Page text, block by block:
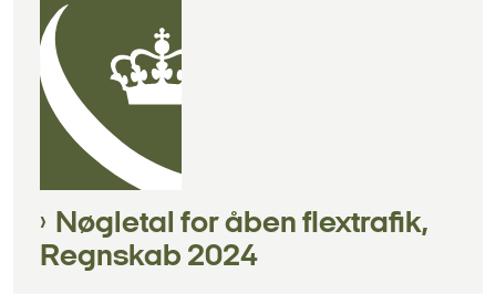
Nøgletal for åben flextrafik,
Regnskab 2024